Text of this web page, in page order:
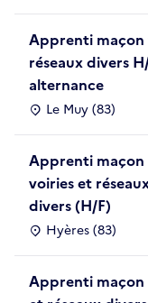
Apprenti
réseaux divers
alternance
Le Muy (83)
Apprenti maçon
voiries et
divers (H/F)
Hyères (83)
Apprenti maçon